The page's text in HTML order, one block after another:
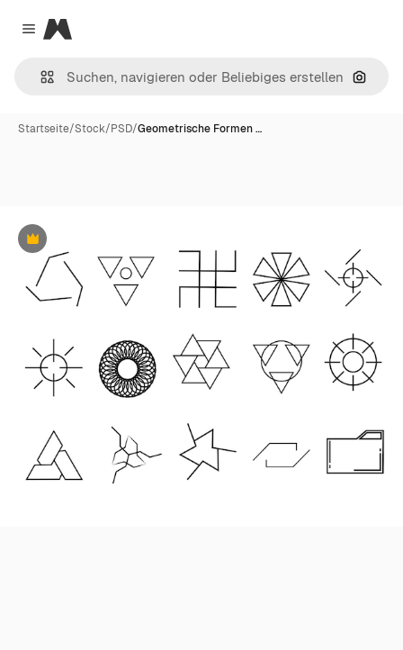
Close menu
Magnific
Nach
Startseite/Stock/PSD/Geometrische Formen …
Premium